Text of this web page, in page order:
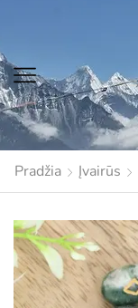
Pradžia Įvairūs